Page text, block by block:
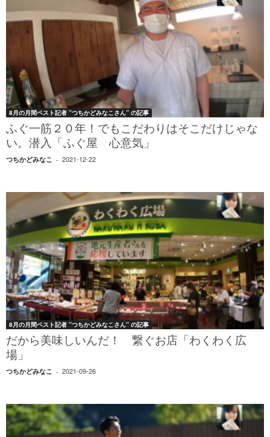
8月の月間ベスト記者 ”つちかどみなこさん” の記事
ふぐ一筋２０年！でもこだわりはそこだけじゃな
い。潜入「ふぐ屋 心意気」
つちかどみなこ - 2021-12-22
8月の月間ベスト記者 ”つちかどみなこさん” の記事
だから美味しいんだ！ 繋ぐお店「わくわく広
場」
つちかどみなこ - 2021-09-26